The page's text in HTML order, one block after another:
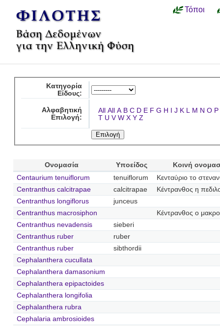
Τόποι
Κατηγορία
Είδους:
Αλφαβητική
Επιλογή:
All All A B C D E F G H I J K L M N O P
T U V W X Y Z
Ονομασία Υποείδος
Κοινή
Centaurium tenuiflorum
tenuiflorum
Κενταύριο το
Centranthus calcitrapae
calcitrapae
Κέντρανθος η
Centranthus longiflorus
junceus
Centranthus macrosiphon
Κέντρανθος ο
Centranthus nevadensis
sieberi
Centranthus ruber
ruber
Centranthus ruber
sibthordii
Cephalanthera cucullata
Cephalanthera damasonium
Cephalanthera epipactoides
Cephalanthera longifolia
Cephalanthera rubra
Cephalaria ambrosioides